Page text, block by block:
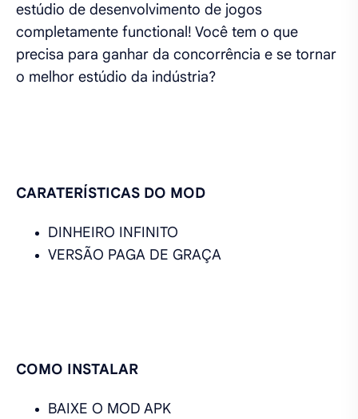
estúdio de desenvolvimento de jogos
completamente functional! Você tem o que
precisa para ganhar da concorrência e se tornar
o melhor estúdio da indústria?
CARATERÍSTICAS DO MOD
DINHEIRO INFINITO
VERSÃO PAGA DE GRAÇA
COMO INSTALAR
BAIXE O MOD APK